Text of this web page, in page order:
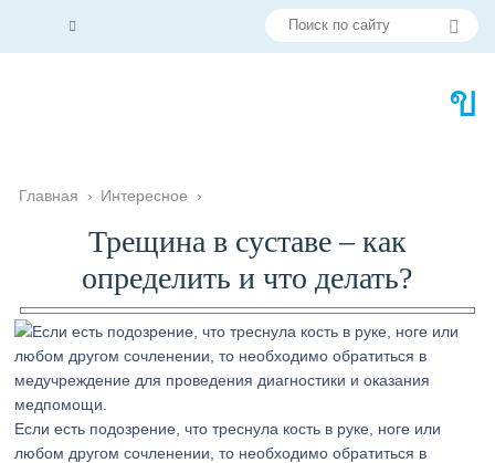
Главная › Интересное ›
Трещина в суставе – как
определить и что делать?
Если есть подозрение, что треснула кость в руке, ноге или
любом другом сочленении, то необходимо обратиться в